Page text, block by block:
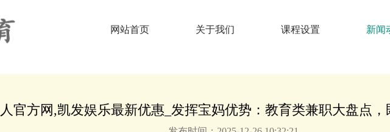
网站首页 关于我们 课程设置 新闻
官方网,凯发娱乐最新优惠_发挥宝妈优势：教育类兼职大盘点